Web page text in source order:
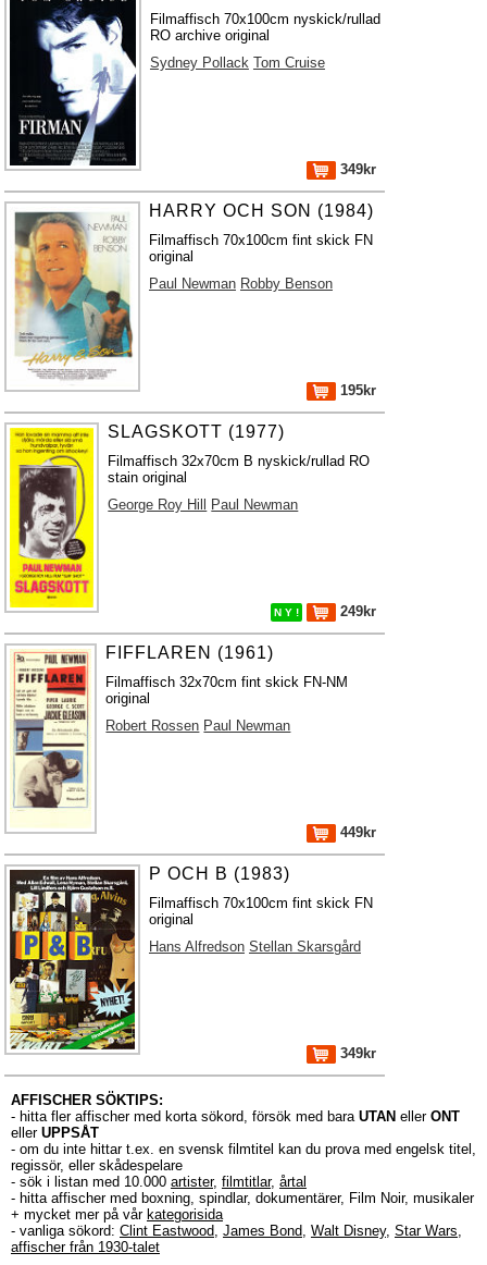
Filmaffisch 70x100cm nyskick/rullad
RO archive original
Sydney Pollack Tom Cruise
349kr
HARRY OCH SON (1984)
Filmaffisch 70x100cm fint skick FN
original
Paul Newman Robby Benson
195kr
SLAGSKOTT (1977)
Filmaffisch 32x70cm B nyskick/rullad RO
stain original
George Roy Hill
Paul Newman
N Y ! 249kr
FIFFLAREN (1961)
Filmaffisch 32x70cm fint skick FN-NM
original
Robert Rossen Paul Newman
449kr
P OCH B (1983)
Filmaffisch 70x100cm fint skick FN
original
Hans Alfredson Stellan Skarsgård
349kr
AFFISCHER SÖKTIPS:
- hitta fler affischer med korta sökord, försök med bara UTAN eller ONT
eller UPPSÅT
- om du inte hittar t.ex. en svensk filmtitel kan du prova med engelsk titel,
regissör, eller skådespelare
- sök i listan med 10.000 artister, filmtitlar, årtal
- hitta affischer med boxning, spindlar, dokumentärer, Film Noir, musikaler
+ mycket mer på vår kategorisida
- vanliga sökord: Clint Eastwood, James Bond, Walt Disney, Star Wars,
affischer från 1930-talet